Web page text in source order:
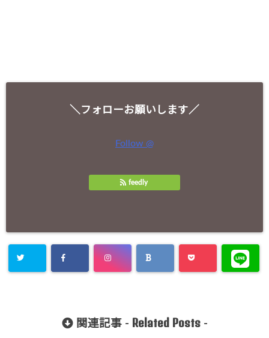
＼フォローお願いします／
Follow @
feedly
関連記事 - Related Posts-